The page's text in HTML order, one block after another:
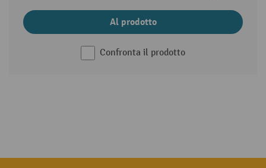
Al prodotto
Confronta il prodotto